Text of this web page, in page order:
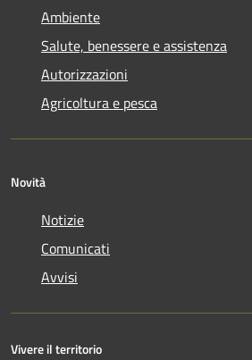
Ambiente
Salute, benessere e assistenza
Autorizzazioni
Agricoltura e pesca
Novità
Notizie
Comunicati
Avvisi
Vivere il territorio